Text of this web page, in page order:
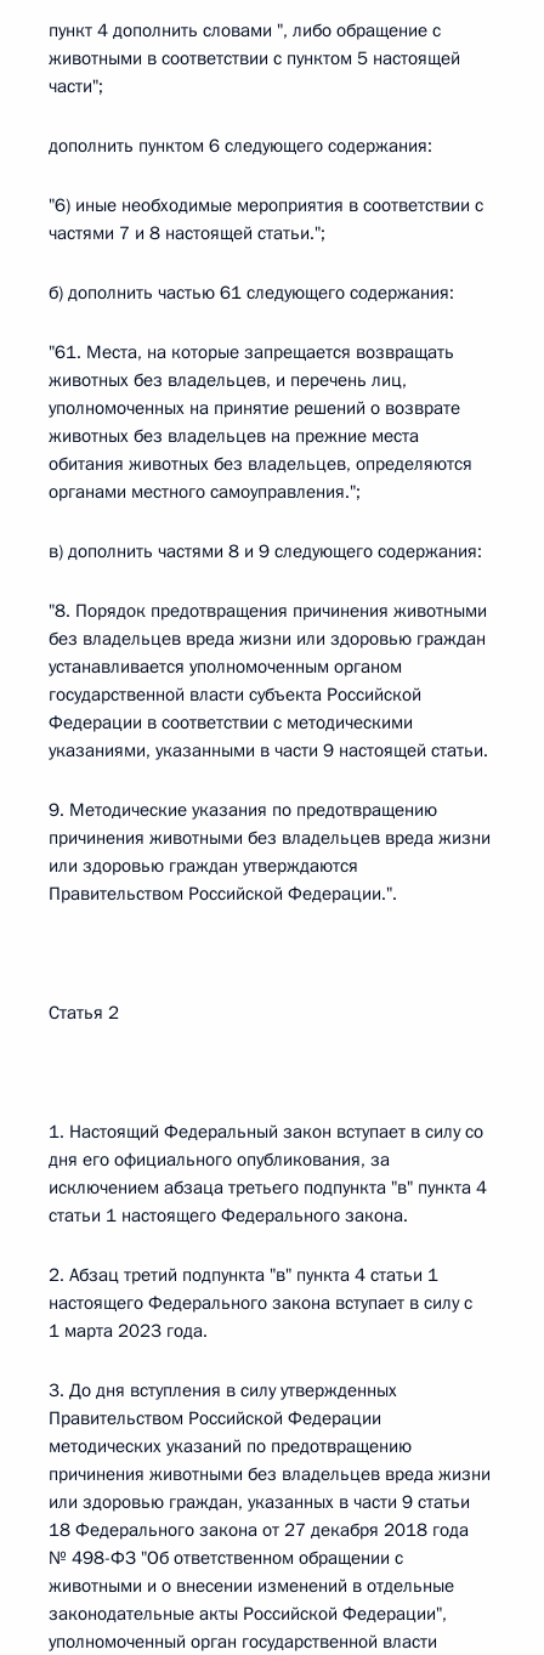
пункт 4 дополнить словами ", либо обращение с
животными в соответствии с пунктом 5 настоящей
части";
дополнить пунктом 6 следующего содержания:
"6) иные необходимые мероприятия в соответствии с
частями 7 и 8 настоящей статьи.";
б) дополнить частью 61 следующего содержания:
"61. Места, на которые запрещается возвращать
животных без владельцев, и перечень лиц,
уполномоченных на принятие решений о возврате
животных без владельцев на прежние места
обитания животных без владельцев, определяются
органами местного самоуправления.";
в) дополнить частями 8 и 9 следующего содержания:
"8. Порядок предотвращения причинения животными
без владельцев вреда жизни или здоровью граждан
устанавливается уполномоченным органом
государственной власти субъекта Российской
Федерации в соответствии с методическими
указаниями, указанными в части 9 настоящей статьи.
9. Методические указания по предотвращению
причинения животными без владельцев вреда жизни
или здоровью граждан утверждаются
Правительством Российской Федерации.".
Статья 2
1. Настоящий Федеральный закон вступает в силу со
дня его официального опубликования, за
исключением абзаца третьего подпункта "в" пункта 4
статьи 1 настоящего Федерального закона.
2. Абзац третий подпункта "в" пункта 4 статьи 1
настоящего Федерального закона вступает в силу с
1 марта 2023 года.
3. До дня вступления в силу утвержденных
Правительством Российской Федерации
методических указаний по предотвращению
причинения животными без владельцев вреда жизни
или здоровью граждан, указанных в части 9 статьи
18 Федерального закона от 27 декабря 2018 года
№ 498-ФЗ "Об ответственном обращении с
животными и о внесении изменений в отдельные
законодательные акты Российской Федерации",
уполномоченный орган государственной власти